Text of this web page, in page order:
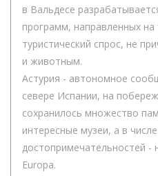
в Вальдесе
программ, направленных
туристический спрос, не
и животным.
Астурия - автономное
севере Испании, на
сохранилось множество
интересные музеи, а в
достопримечательностей -
Europa.